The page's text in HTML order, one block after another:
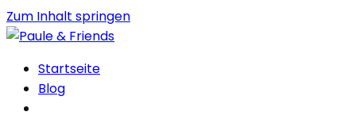
Zum Inhalt springen
Startseite
Blog